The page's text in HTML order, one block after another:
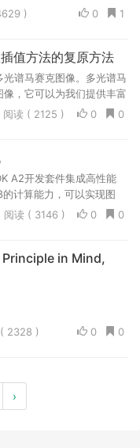
是...
1
0
)
值方法的复原方法
谱马赛克图像。多光谱马
，它可以为我们提供丰富
领域都具有...
0
0
阅读 ( 2125 )
A2开发套件集成高性能
计算能力，可以实现图
件接口丰富、参考...
0
0
阅读 ( 3146 )
in Mind,
0
0
2328 )
›